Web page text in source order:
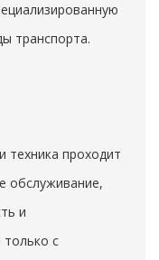
транспорта.
техника проходит
обслуживание,
и
с